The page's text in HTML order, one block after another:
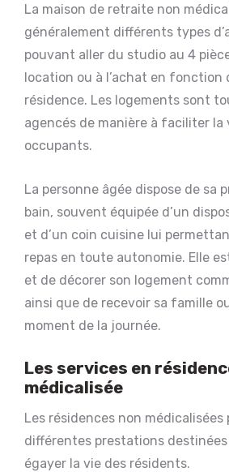
La maison de retraite non
généralement différents types
pouvant aller du studio au 4
location ou à l’achat en fonction
résidence. Les logements sont
agencés de manière à faciliter la
occupants.
La personne âgée dispose de sa
bain, souvent équipée d’un
et d’un coin cuisine lui
repas en toute autonomie. Elle
et de décorer son logement
ainsi que de recevoir sa famille
moment de la journée.
Les services en
médicalisée
Les résidences non médicalisées
différentes prestations
égayer la vie des résidents.